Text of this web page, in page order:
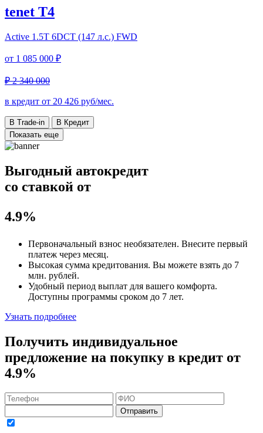
tenet T4
Active 1.5T 6DCT (147 л.с.) FWD
от 1 085 000 ₽
₽ 2 340 000
в кредит от 20 426 руб/мес.
В Trade-in
В Кредит
Показать еще
Выгодный автокредит
со ставкой от
4.9%
Первоначальный взнос необязателен. Внесите первый
платеж через месяц.
Высокая сумма кредитования. Вы можете взять до 7
млн. рублей.
Удобный период выплат для вашего комфорта.
Доступны программы сроком до 7 лет.
Узнать подробнее
Получить индивидуальное
предложение на покупку в кредит от
4.9%
Отправить